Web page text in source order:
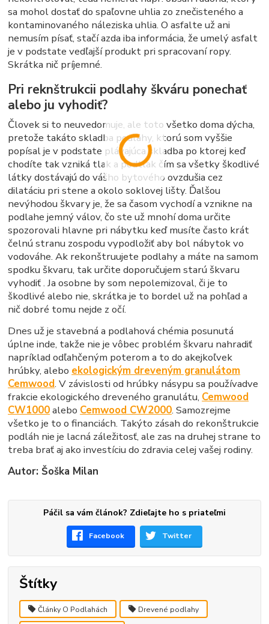
sa mohol dostať do spaľovne uhlia zo znečisteného a
kontaminovaného náleziska uhlia. O asfalte už ani
nemusím písať, stačí azda iba informácia, že umelý asfalt
je v podstate vedľajší produkt pri spracovaní ropy.
Skrátka nič príjemné.
Pri reknštrukcii podlahy škváru ponechať
alebo ju vyhodiť?
Človek si to neuvedomuje, ale toto všetko doma dýcha,
pretože takáto skladba podlahy, ktorú som vyššie
popísal je v podstate plávajúca skladba po ktorej keď
chodíte tak vzniká tlak a podtlak čím sa všetky škodlivé
látky dostávajú do vášho bytového ovzdušia cez
dilatáciu pri stene a okolo soklovej lišty. Ďalšou
nevýhodou škvary je, že sa časom vychodí a vznikne na
podlahe jemný válov, čo ste už mnohí doma určite
spozorovali hlavne pri nábytku keď musíte často krát
čelnú stranu zospodu vypodložiť aby bol nábytok vo
vodováhe. Ak rekonštruujete podlahy a máte na samom
spodku škvaru, tak určite doporučujem starú škvaru
vyhodiť . Ja osobne by som nepolemizoval, či je to
škodlivé alebo nie, skrátka je to bordel už na pohľad a
nič dobré tomu nejde z očí.
Dnes už je stavebná a podlahová chémia posunutá
úplne inde, takže nie je vôbec problém škvaru nahradiť
napríklad odľahčeným poterom a to do akejkoľvek
hrúbky, alebo ekologickým dreveným granulátom
Cemwood. V závislosti od hrúbky násypu sa používadve
frakcie ekologického dreveného granulátu, Cemwood
CW1000alebo Cemwood CW2000. Samozrejme
všetko je to o financiách. Takýto zásah do rekonštrukcie
podláh nie je lacná záležitosť, ale zas na druhej strane to
treba brať aj ako investíciu do zdravia celej vašej rodiny.
Autor: Šoška Milan
Páčil sa vám článok? Zdieľajte ho s priateľmi
Facebook Twitter
Štítky
Články O Podlahách Drevené podlahy